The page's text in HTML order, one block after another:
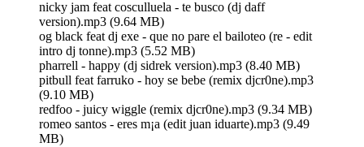
nicky jam feat cosculluela - te busco (dj daff
version).mp3 (9.64 MB)
og black feat dj exe - que no pare el bailoteo (re - edit
intro dj tonne).mp3 (5.52 MB)
pharrell - happy (dj sidrek version).mp3 (8.40 MB)
pitbull feat farruko - hoy se bebe (remix djcr0ne).mp3
(9.10 MB)
redfoo - juicy wiggle (remix djcr0ne).mp3 (9.34 MB)
romeo santos - eres m¡a (edit juan iduarte).mp3 (9.49
MB)